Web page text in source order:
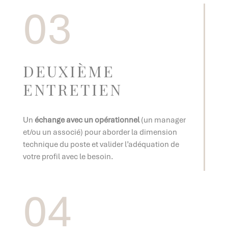
03
DEUXIÈME
ENTRETIEN
Un échange avec un opérationnel(un manager
et/ou un associé) pour aborder la dimension
technique du poste et valider l’adéquation de
votre profil avec le besoin.
04